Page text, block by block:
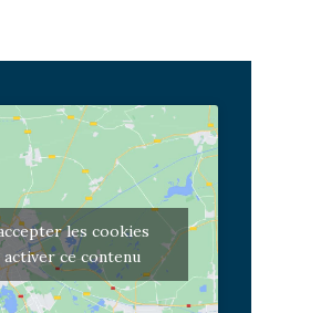
les cookies
ce contenu